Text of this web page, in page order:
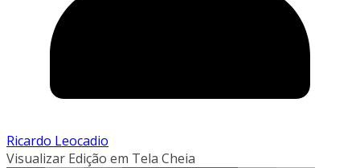
Ricardo Leocadio
Visualizar Edição em Tela Cheia